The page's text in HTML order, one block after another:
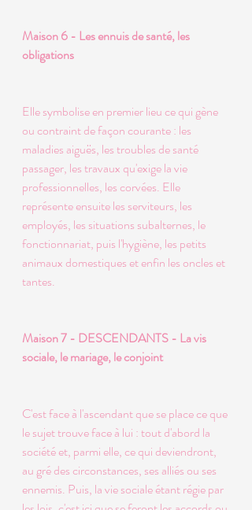
Maison 6 - Les ennuis de santé, les
obligations
Elle symbolise en premier lieu ce qui gène
ou contraint de façon courante : les
maladies aiguës, les troubles de santé
passager, les travaux qu'exige la vie
professionnelles, les corvées. Elle
représente ensuite les serviteurs, les
employés, les situations subalternes, le
fonctionnariat, puis l'hygiène, les petits
animaux domestiques et enfin les oncles et
tantes.
Maison 7 - DESCENDANTS - La vis
sociale, le mariage, le conjoint
C'est face à l'ascendant que se place ce que
le sujet trouve face à lui : tout d'abord la
société et, parmi elle, ce qui deviendront,
au gré des circonstances, ses alliés ou ses
ennemis. Puis, la vie sociale étant régie par